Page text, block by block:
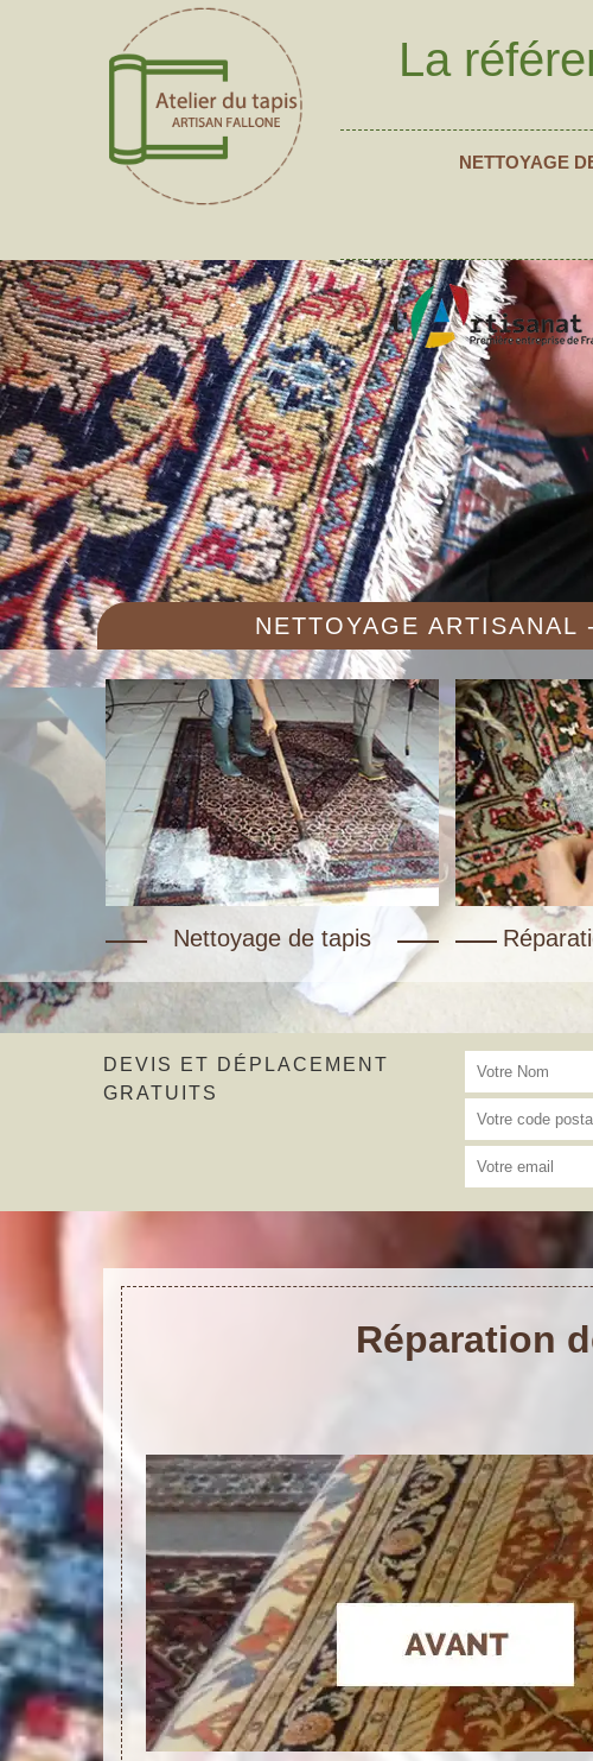
La
NETTOYAGE
NETTOYAGE
Nettoyage de tapis
DEVIS ET DÉPLACEMENT
GRATUITS
Réparation